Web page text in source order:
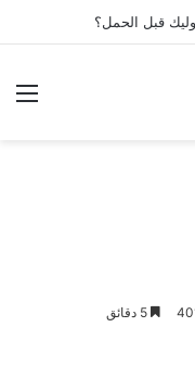
قبل الحمل؟